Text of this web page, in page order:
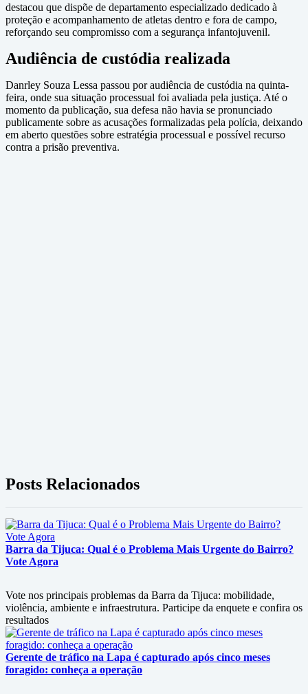
destacou que dispõe de departamento especializado dedicado à
proteção e acompanhamento de atletas dentro e fora de campo,
reforçando seu compromisso com a segurança infantojuvenil.
Audiência de custódia realizada
Danrley Souza Lessa passou por audiência de custódia na quinta-
feira, onde sua situação processual foi avaliada pela justiça. Até o
momento da publicação, sua defesa não havia se pronunciado
publicamente sobre as acusações formalizadas pela polícia, deixando
em aberto questões sobre estratégia processual e possível recurso
contra a prisão preventiva.
Posts Relacionados
Barra da Tijuca: Qual é o Problema Mais Urgente do Bairro?
Vote Agora
Vote nos principais problemas da Barra da Tijuca: mobilidade,
violência, ambiente e infraestrutura. Participe da enquete e confira os
resultados
Gerente de tráfico na Lapa é capturado após cinco meses
foragido: conheça a operação